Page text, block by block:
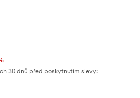
30 dnů před poskytnutím slevy: